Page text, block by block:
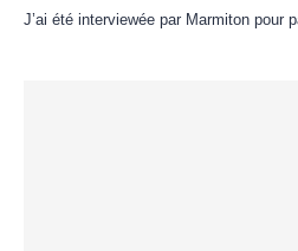
J’ai été interviewée par Marmiton pour